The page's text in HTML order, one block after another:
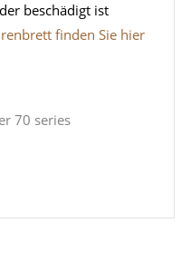
beschädigt ist
finden Sie hier
70 series